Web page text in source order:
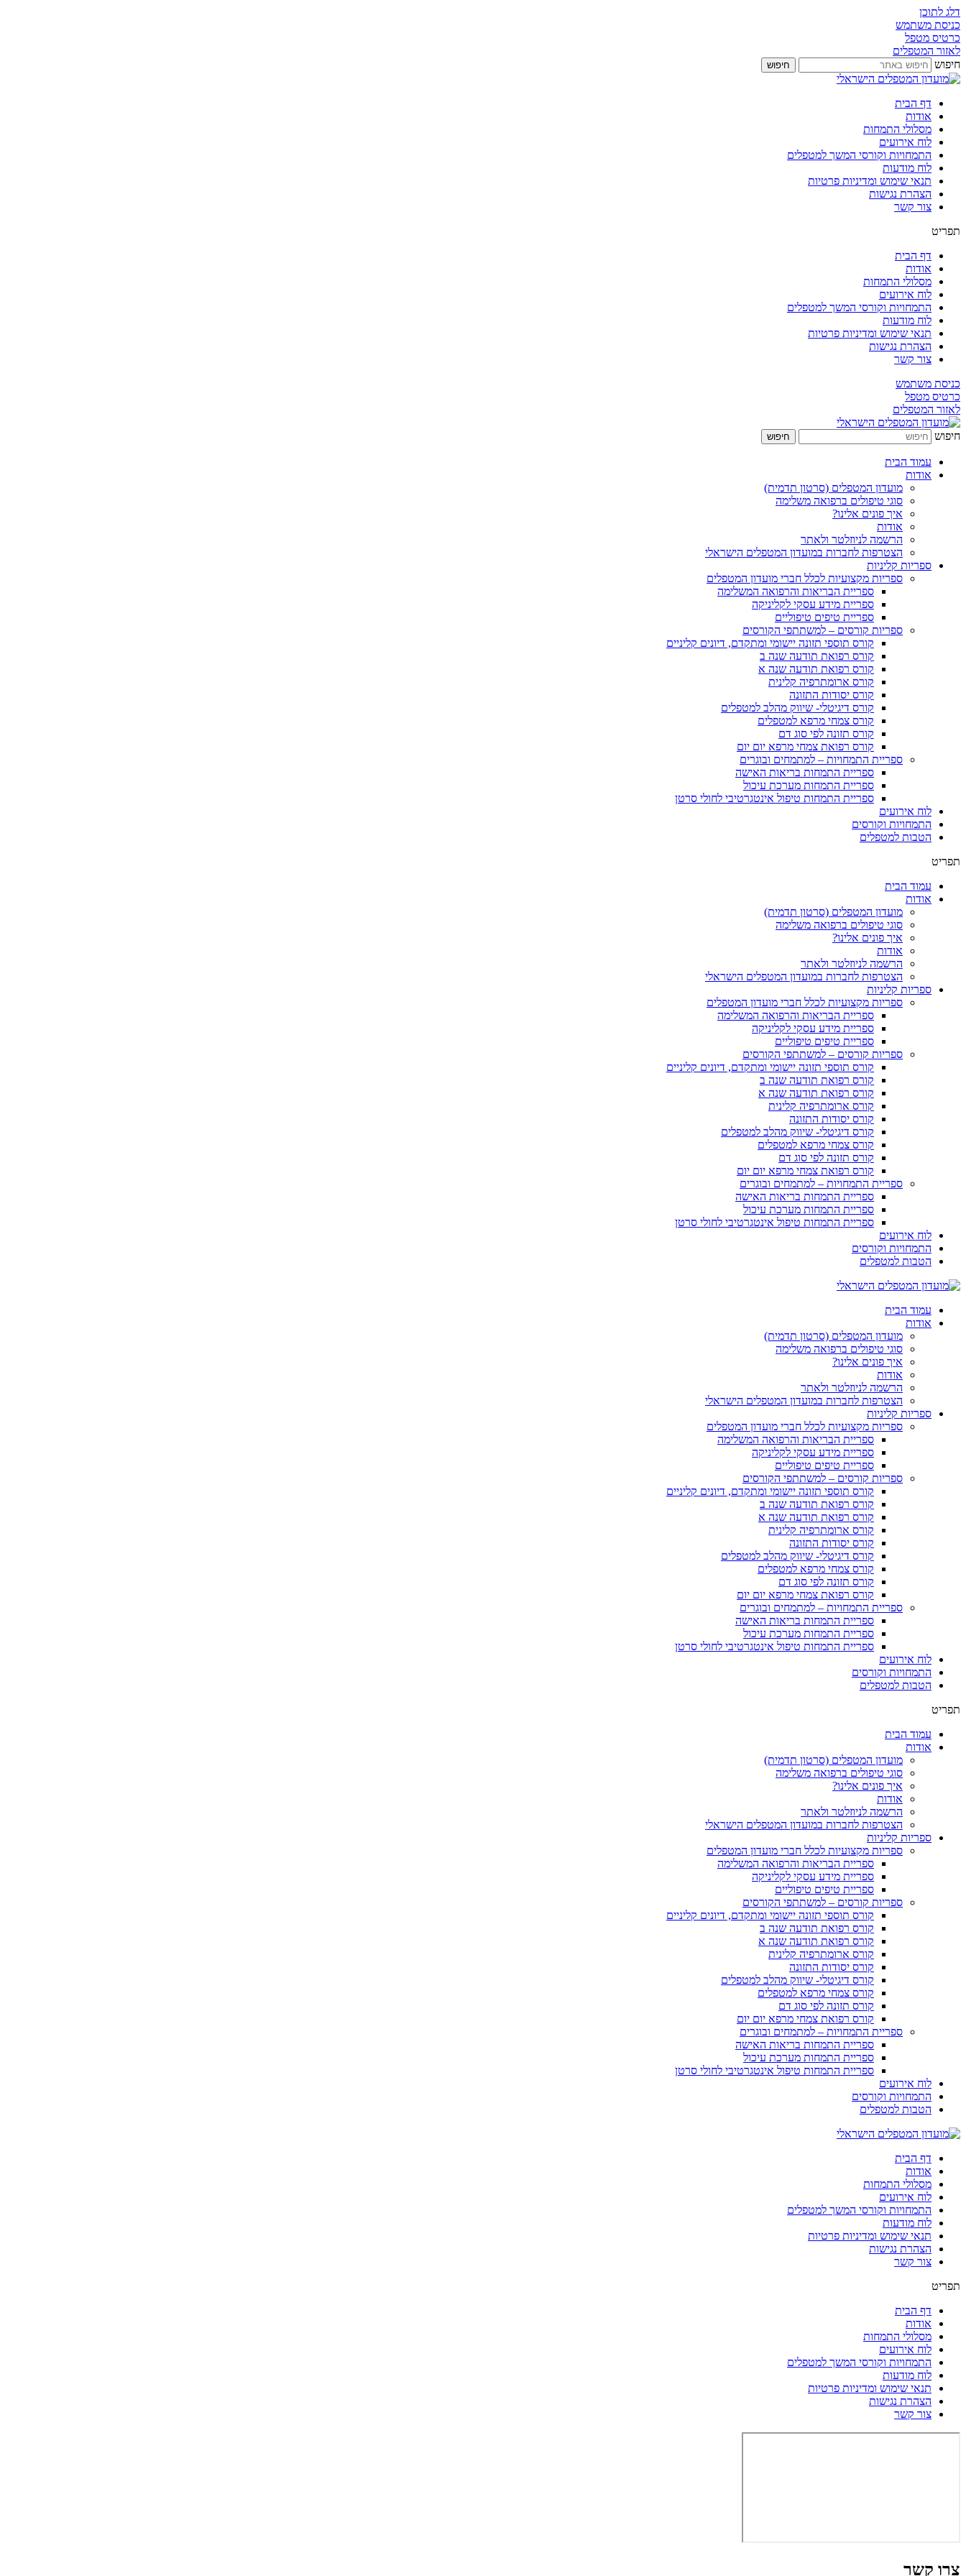
דלג לתוכן
כניסת משתמש
כרטיס מטפל
לאזור המטפלים
חיפוש
חיפוש
דף הבית
אודות
מסלולי התמחות
לוח אירועים
התמחויות וקורסי המשך למטפלים
לוח מודעות
תנאי שימוש ומדיניות פרטיות
הצהרת נגישות
צור קשר
תפריט
דף הבית
אודות
מסלולי התמחות
לוח אירועים
התמחויות וקורסי המשך למטפלים
לוח מודעות
תנאי שימוש ומדיניות פרטיות
הצהרת נגישות
צור קשר
כניסת משתמש
כרטיס מטפל
לאזור המטפלים
חיפוש חיפוש
עמוד הבית
אודות
מועדון המטפלים (סרטון תדמית)
סוגי טיפולים ברפואה משלימה
איך פונים אלינו?
אודות
הרשמה לניוזלטר ולאתר
הצטרפות לחברות במועדון המטפלים הישראלי
ספריות קליניות
ספריות מקצועיות לכלל חברי מועדון המטפלים
ספריית הבריאות והרפואה המשלימה
ספריית מידע עסקי לקליניקה
ספריית טיפים טיפוליים
ספריות קורסים – למשתתפי הקורסים
קורס תוספי תזונה יישומי ומתקדם, דיונים קליניים
קורס רפואת תודעה שנה ב
קורס רפואת תודעה שנה א
קורס ארומתרפיה קלינית
קורס יסודות התזונה
קורס דיגיטלי- שיווק מהלב למטפלים
קורס צמחי מרפא למטפלים
קורס תזונה לפי סוג דם
קורס רפואת צמחי מרפא יום יום
ספריית התמחויות – למתמחים ובוגרים
ספריית התמחות בריאות האישה
ספריית התמחות מערכת עיכול
ספריית התמחות טיפול אינטגרטיבי לחולי סרטן
לוח אירועים
התמחויות וקורסים
הטבות למטפלים
תפריט
עמוד הבית
אודות
מועדון המטפלים (סרטון תדמית)
סוגי טיפולים ברפואה משלימה
איך פונים אלינו?
אודות
הרשמה לניוזלטר ולאתר
הצטרפות לחברות במועדון המטפלים הישראלי
ספריות קליניות
ספריות מקצועיות לכלל חברי מועדון המטפלים
ספריית הבריאות והרפואה המשלימה
ספריית מידע עסקי לקליניקה
ספריית טיפים טיפוליים
ספריות קורסים – למשתתפי הקורסים
קורס תוספי תזונה יישומי ומתקדם, דיונים קליניים
קורס רפואת תודעה שנה ב
קורס רפואת תודעה שנה א
קורס ארומתרפיה קלינית
קורס יסודות התזונה
קורס דיגיטלי- שיווק מהלב למטפלים
קורס צמחי מרפא למטפלים
קורס תזונה לפי סוג דם
קורס רפואת צמחי מרפא יום יום
ספריית התמחויות – למתמחים ובוגרים
ספריית התמחות בריאות האישה
ספריית התמחות מערכת עיכול
ספריית התמחות טיפול אינטגרטיבי לחולי סרטן
לוח אירועים
התמחויות וקורסים
הטבות למטפלים
עמוד הבית
אודות
מועדון המטפלים (סרטון תדמית)
סוגי טיפולים ברפואה משלימה
איך פונים אלינו?
אודות
הרשמה לניוזלטר ולאתר
הצטרפות לחברות במועדון המטפלים הישראלי
ספריות קליניות
ספריות מקצועיות לכלל חברי מועדון המטפלים
ספריית הבריאות והרפואה המשלימה
ספריית מידע עסקי לקליניקה
ספריית טיפים טיפוליים
ספריות קורסים – למשתתפי הקורסים
קורס תוספי תזונה יישומי ומתקדם, דיונים קליניים
קורס רפואת תודעה שנה ב
קורס רפואת תודעה שנה א
קורס ארומתרפיה קלינית
קורס יסודות התזונה
קורס דיגיטלי- שיווק מהלב למטפלים
קורס צמחי מרפא למטפלים
קורס תזונה לפי סוג דם
קורס רפואת צמחי מרפא יום יום
ספריית התמחויות – למתמחים ובוגרים
ספריית התמחות בריאות האישה
ספריית התמחות מערכת עיכול
ספריית התמחות טיפול אינטגרטיבי לחולי סרטן
לוח אירועים
התמחויות וקורסים
הטבות למטפלים
תפריט
עמוד הבית
אודות
מועדון המטפלים (סרטון תדמית)
סוגי טיפולים ברפואה משלימה
איך פונים אלינו?
אודות
הרשמה לניוזלטר ולאתר
הצטרפות לחברות במועדון המטפלים הישראלי
ספריות קליניות
ספריות מקצועיות לכלל חברי מועדון המטפלים
ספריית הבריאות והרפואה המשלימה
ספריית מידע עסקי לקליניקה
ספריית טיפים טיפוליים
ספריות קורסים – למשתתפי הקורסים
קורס תוספי תזונה יישומי ומתקדם, דיונים קליניים
קורס רפואת תודעה שנה ב
קורס רפואת תודעה שנה א
קורס ארומתרפיה קלינית
קורס יסודות התזונה
קורס דיגיטלי- שיווק מהלב למטפלים
קורס צמחי מרפא למטפלים
קורס תזונה לפי סוג דם
קורס רפואת צמחי מרפא יום יום
ספריית התמחויות – למתמחים ובוגרים
ספריית התמחות בריאות האישה
ספריית התמחות מערכת עיכול
ספריית התמחות טיפול אינטגרטיבי לחולי סרטן
לוח אירועים
התמחויות וקורסים
הטבות למטפלים
דף הבית
אודות
מסלולי התמחות
לוח אירועים
התמחויות וקורסי המשך למטפלים
לוח מודעות
תנאי שימוש ומדיניות פרטיות
הצהרת נגישות
צור קשר
תפריט
דף הבית
אודות
מסלולי התמחות
לוח אירועים
התמחויות וקורסי המשך למטפלים
לוח מודעות
תנאי שימוש ומדיניות פרטיות
הצהרת נגישות
צור קשר
צרו קשר